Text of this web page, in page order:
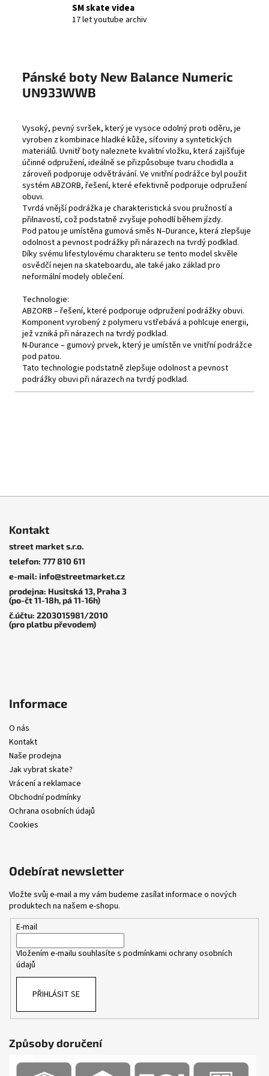
SM skate videa
17 let youtube archiv
Pánské boty New Balance Numeric
UN933WWB
Vysoký, pevný svršek, který je vysoce odolný proti oděru, je
vyroben z kombinace hladké kůže, síťoviny a syntetických
materiálů. Uvnitř boty naleznete kvalitní vložku, která zajišťuje
účinné odpružení, ideálně se přizpůsobuje tvaru chodidla a
zároveň podporuje odvětrávání. Ve vnitřní podrážce byl použit
systém ABZORB, řešení, které efektivně podporuje odpružení
obuvi.
Tvrdá vnější podrážka je charakteristická svou pružností a
přilnavostí, což podstatně zvyšuje pohodlí během jízdy.
Pod patou je umístěna gumová směs N–Durance, která zlepšuje
odolnost a pevnost podrážky při nárazech na tvrdý podklad.
Díky svému lifestylovému charakteru se tento model skvěle
osvědčí nejen na skateboardu, ale také jako základ pro
neformální modely oblečení.
Technologie:
ABZORB – řešení, které podporuje odpružení podrážky obuvi.
Komponent vyrobený z polymeru vstřebává a pohlcuje energii,
jež vzniká při nárazech na tvrdý podklad.
N-Durance – gumový prvek, který je umístěn ve vnitřní podrážce
pod patou.
Tato technologie podstatně zlepšuje odolnost a pevnost
podrážky obuvi při nárazech na tvrdý podklad.
2 799 KČ –20 %
Skate boty|New Balance
Numeric
NM1010TC Tiago
Skate boty|New Balance
Numeric
Kontakt
street market s.r.o.
telefon: 777 810 611
e-mail: info@streetmarket.cz
prodejna: Husitská 13, Praha 3
(po-čt 11-18h, pá 11-16h)
č.účtu: 2203015981/2010
(pro platbu převodem)
Informace
O nás
Kontakt
Naše prodejna
Jak vybrat skate?
Vrácení a reklamace
Obchodní podmínky
Ochrana osobních údajů
Cookies
Odebírat newsletter
Vložte svůj e-mail a my vám budeme zasílat informace o nových
produktech na našem e-shopu.
E-mail
Vložením e-mailu souhlasíte s podmínkami ochrany osobních
údajů
PŘIHLÁSIT SE
Způsoby doručení